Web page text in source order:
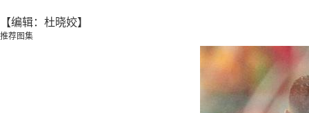
【编辑：杜晓姣】
推荐图集